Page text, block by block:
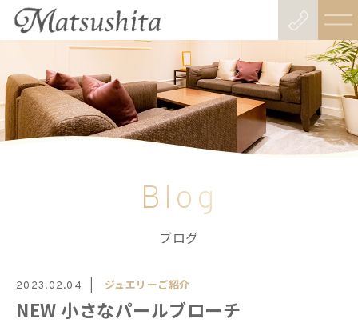
Blog
ブログ
2023.02.04 ジュエリーご紹介
NEW 小さなパールブローチ